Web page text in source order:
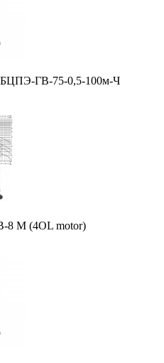
ГВ-75-0,5-100м-Ч
8 M (4OL motor)